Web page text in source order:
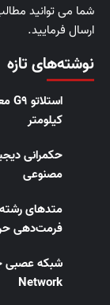
ارسال فرمایید.
نوشته‌های تازه
کیلومتر
حکمرانی
مصنوعی
فرمت‌دهی
Network